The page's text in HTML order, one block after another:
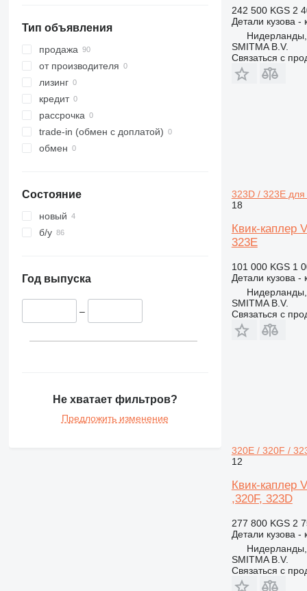
316
317
318
319
320
321
322
323
326
329
330
345
374
395
420
JZ
Тип объявления
продажа
от производителя
лизинг
кредит
рассрочка
trade-in (обмен с доплатой)
обмен
Состояние
новый
б/у
Год выпуска
–
Не хватает фильтров?
Предложить изменение
242 500 KGS 2
Детали кузова -
SMITMA B.V.
Связаться с
323D / 323E
18
Квик-каплер
323E
101 000 KGS 1
Детали кузова -
SMITMA B.V.
Связаться с
320E / 320F /
12
Квик-каплер
,320F, 323D
277 800 KGS 2
Детали кузова -
SMITMA B.V.
Связаться с